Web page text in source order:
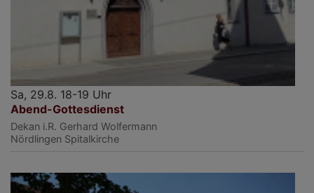
Sa, 29.8. 18-19 Uhr
Abend-Gottesdienst
Dekan i.R. Gerhard Wolfermann
Nördlingen Spitalkirche